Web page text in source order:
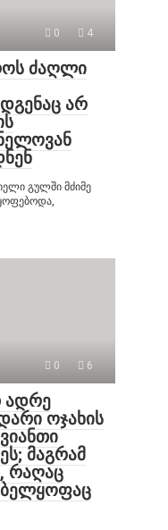
0 4
ძაღლი
არ
გულში მძიმე
0 6
ოჯახის
მაგრამ
რაღაც